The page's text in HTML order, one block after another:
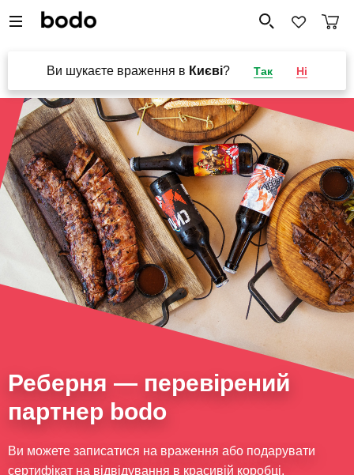
Ви шукаєте враження в Києві? Так Ні
Реберня — перевірений
партнер bodo
Ви можете записатися на враження або подарувати
сертифікат на відвідування в красивій коробці.